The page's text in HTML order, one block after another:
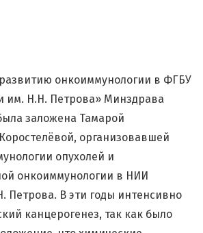
онкоиммунологии в ФГБУ
им. Н.Н. Петрова» Минздрава
заложена Тамарой
организовавшей
опухолей и
онкоиммунологии в НИИ
Петрова. В эти годы интенсивно
канцерогенез, так как было